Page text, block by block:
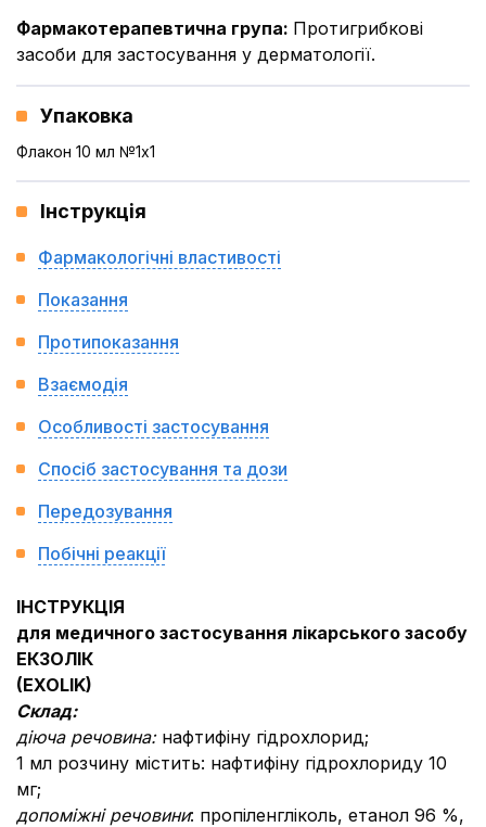
Фармакотерапевтична група: Протигрибкові
засоби для застосування у дерматології.
Упаковка
Флакон 10 мл №1x1
Інструкція
Фармакологічні властивості
Показання
Протипоказання
Взаємодія
Особливості застосування
Спосіб застосування та дози
Передозування
Побічні реакції
ІНСТРУКЦІЯ
для медичного застосування лікарського засобу
ЕКЗОЛІК
(EXOLIK)
Склад:
діюча речовина: нафтифіну гідрохлорид;
1 мл розчину містить: нафтифіну гідрохлориду 10
мг;
допоміжні речовини: пропіленгліколь, етанол 96 %,